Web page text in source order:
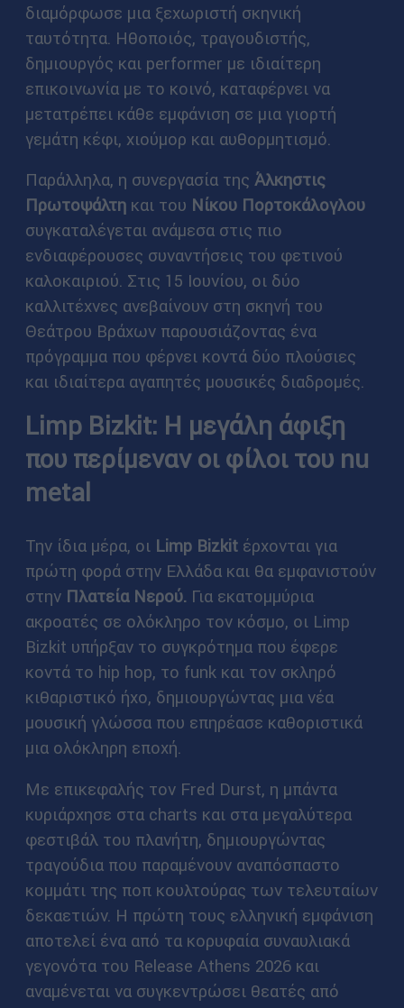
διαμόρφωσε μια ξεχωριστή σκηνική
ταυτότητα. Ηθοποιός, τραγουδιστής,
δημιουργός και performer με ιδιαίτερη
επικοινωνία με το κοινό, καταφέρνει να
μετατρέπει κάθε εμφάνιση σε μια γιορτή
γεμάτη κέφι, χιούμορ και αυθορμητισμό.
Παράλληλα, η συνεργασία της Άλκηστις
Πρωτοψάλτηκαι του Νίκου Πορτοκάλογλου
συγκαταλέγεται ανάμεσα στις πιο
ενδιαφέρουσες συναντήσεις του φετινού
καλοκαιριού. Στις 15 Ιουνίου, οι δύο
καλλιτέχνες ανεβαίνουν στη σκηνή του
Θεάτρου Βράχων παρουσιάζοντας ένα
πρόγραμμα που φέρνει κοντά δύο πλούσιες
και ιδιαίτερα αγαπητές μουσικές διαδρομές.
Limp Bizkit: Η μεγάλη άφιξη
που περίμεναν οι φίλοι του nu
metal
Την ίδια μέρα, οι Limp Bizkitέρχονται για
πρώτη φορά στην Ελλάδα και θα εμφανιστούν
στην Πλατεία Νερού. Για εκατομμύρια
ακροατές σε ολόκληρο τον κόσμο, οι Limp
Bizkit υπήρξαν το συγκρότημα που έφερε
κοντά το hip hop, το funk και τον σκληρό
κιθαριστικό ήχο, δημιουργώντας μια νέα
μουσική γλώσσα που επηρέασε καθοριστικά
μια ολόκληρη εποχή.
Με επικεφαλής τον Fred Durst, η μπάντα
κυριάρχησε στα charts και στα μεγαλύτερα
φεστιβάλ του πλανήτη, δημιουργώντας
τραγούδια που παραμένουν αναπόσπαστο
κομμάτι της ποπ κουλτούρας των τελευταίων
δεκαετιών. Η πρώτη τους ελληνική εμφάνιση
αποτελεί ένα από τα κορυφαία συναυλιακά
γεγονότα του Release Athens 2026 και
αναμένεται να συγκεντρώσει θεατές από